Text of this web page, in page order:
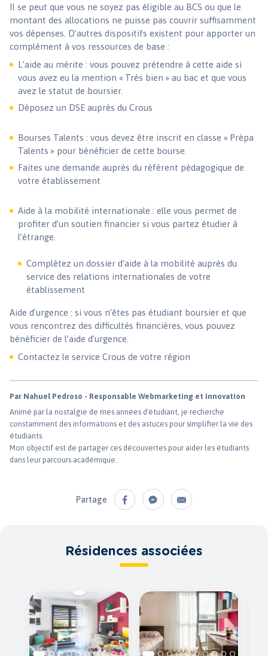
Partage
Il se peut que vous ne soyez pas éligible au BCS ou que le
montant des allocations ne puisse pas couvrir suffisamment
vos dépenses. D’autres dispositifs existent pour apporter un
complément à vos ressources de base :
L’aide au mérite : vous pouvez prétendre à cette aide si
vous avez eu la mention « Très bien » au bac et que vous
avez le statut de boursier.
Déposez un DSE auprès du Crous
Bourses Talents : vous devez être inscrit en classe « Prépa
Talents » pour bénéficier de cette bourse.
Faites une demande auprès du référent pédagogique de
votre établissement
Aide à la mobilité internationale : elle vous permet de
profiter d’un soutien financier si vous partez étudier à
l’étrange.
Complétez un dossier d’aide à la mobilité auprès du
service des relations internationales de votre
établissement
Aide d’urgence : si vous n’êtes pas étudiant boursier et que
vous rencontrez des difficultés financières, vous pouvez
bénéficier de l’aide d’urgence.
Contactez le service Crous de votre région
Par Nahuel Pedroso - Responsable Webmarketing et Innovation
Animé par la nostalgie de mes années d'étudiant, je recherche
constamment des informations et des astuces pour simplifier la vie des
étudiants.
Mon objectif est de partager ces découvertes pour aider les étudiants
dans leur parcours académique.
Résidences associées